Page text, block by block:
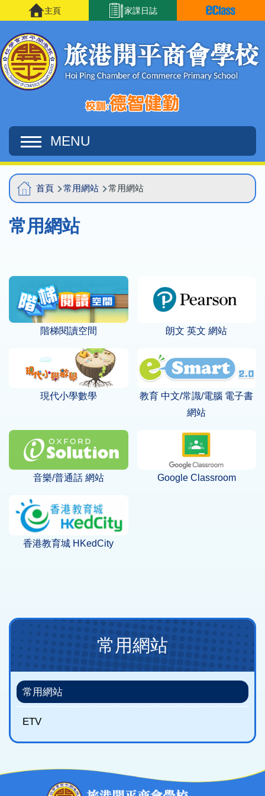
移至主內容 家課日誌
主頁
MENU
Main
navigation
導
航
連
首頁 常用網站 常用網站
常用網站
階梯閱讀空間 朗文 英文 網站
現代小學數學
教育 中文/常識/電腦 電子書
網站
音樂/普通話 網站 Google Classroom
香港教育城 HKedCity
Main
(new)
常用網站
常用網站
ETV